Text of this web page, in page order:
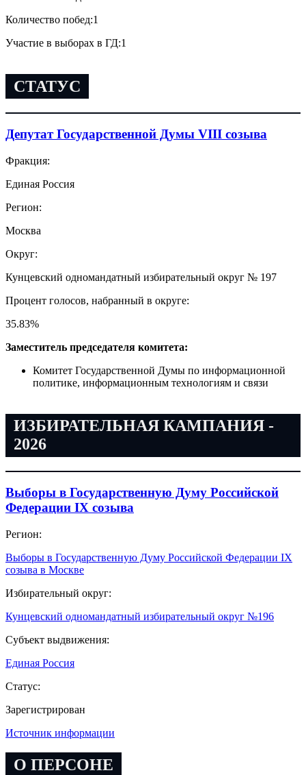
Количество побед:1
Участие в выборах в ГД:1
СТАТУС
Депутат Государственной Думы VIII созыва
Фракция:
Единая Россия
Регион:
Москва
Округ:
Кунцевский одномандатный избирательный округ № 197
Процент голосов, набранный в округе:
35.83%
Заместитель председателя комитета:
Комитет Государственной Думы по информационной
политике, информационным технологиям и связи
ИЗБИРАТЕЛЬНАЯ КАМПАНИЯ -
2026
Выборы в Государственную Думу Российской
Федерации IX созыва
Регион:
Выборы в Государственную Думу Российской Федерации IX
созыва в Москве
Избирательный округ:
Кунцевский одномандатный избирательный округ №196
Субъект выдвижения:
Единая Россия
Статус:
Зарегистрирован
Источник информации
О ПЕРСОНЕ